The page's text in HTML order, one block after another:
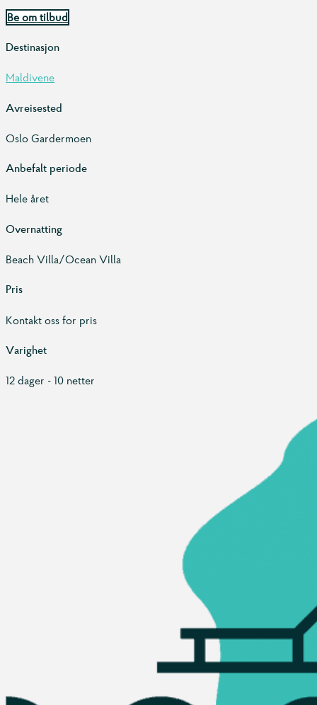
Be om tilbud
Destinasjon
Maldivene
Avreisested
Oslo Gardermoen
Anbefalt periode
Hele året
Overnatting
Beach Villa/Ocean Villa
Pris
Kontakt oss for pris
Varighet
12 dager - 10 netter